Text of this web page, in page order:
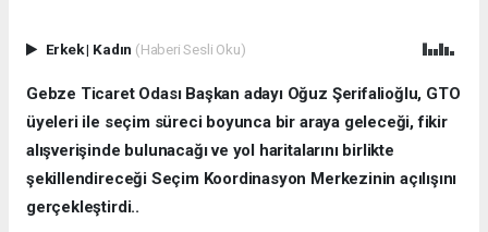
Erkek| Kadın (Haberi Sesli Oku)
Gebze Ticaret Odası Başkan adayı Oğuz Şerifalioğlu, GTO
üyeleri ile seçim süreci boyunca bir araya geleceği, fikir
alışverişinde bulunacağı ve yol haritalarını birlikte
şekillendireceği Seçim Koordinasyon Merkezinin açılışını
gerçekleştirdi..